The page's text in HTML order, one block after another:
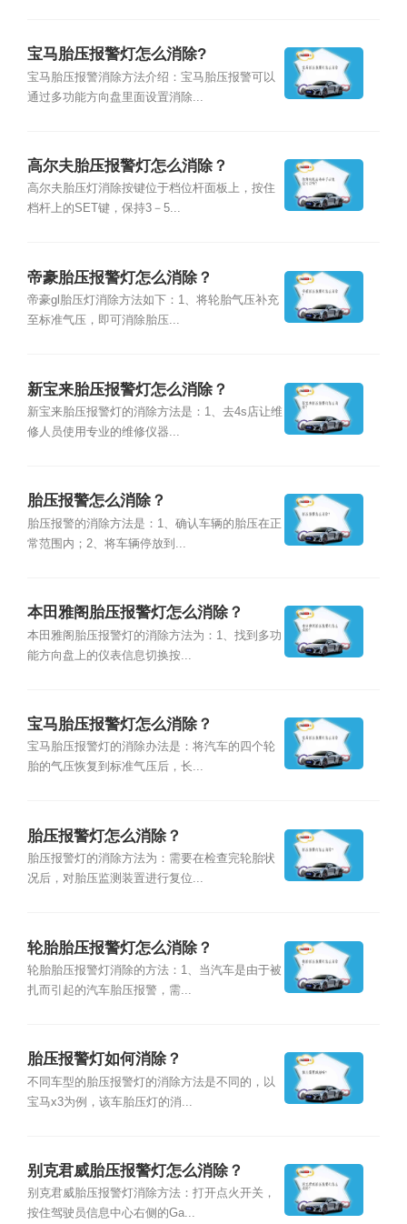
宝马胎压报警灯怎么消除?
宝马胎压报警消除方法介绍：宝马胎压报警可以
通过多功能方向盘里面设置消除...
高尔夫胎压报警灯怎么消除？
高尔夫胎压灯消除按键位于档位杆面板上，按住
档杆上的SET键，保持3－5...
帝豪胎压报警灯怎么消除？
帝豪gl胎压灯消除方法如下：1、将轮胎气压补充
至标准气压，即可消除胎压...
新宝来胎压报警灯怎么消除？
新宝来胎压报警灯的消除方法是：1、去4s店让维
修人员使用专业的维修仪器...
胎压报警怎么消除？
胎压报警的消除方法是：1、确认车辆的胎压在正
常范围内；2、将车辆停放到...
本田雅阁胎压报警灯怎么消除？
本田雅阁胎压报警灯的消除方法为：1、找到多功
能方向盘上的仪表信息切换按...
宝马胎压报警灯怎么消除？
宝马胎压报警灯的消除办法是：将汽车的四个轮
胎的气压恢复到标准气压后，长...
胎压报警灯怎么消除？
胎压报警灯的消除方法为：需要在检查完轮胎状
况后，对胎压监测装置进行复位...
轮胎胎压报警灯怎么消除？
轮胎胎压报警灯消除的方法：1、当汽车是由于被
扎而引起的汽车胎压报警，需...
胎压报警灯如何消除？
不同车型的胎压报警灯的消除方法是不同的，以
宝马x3为例，该车胎压灯的消...
别克君威胎压报警灯怎么消除？
别克君威胎压报警灯消除方法：打开点火开关，
按住驾驶员信息中心右侧的Ga...